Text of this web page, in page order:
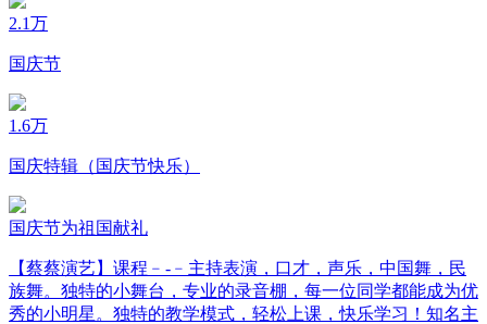
2.1万
国庆节
1.6万
国庆特辑（国庆节快乐）
国庆节为祖国献礼
【蔡蔡演艺】课程﹣-﹣主持表演，口才，声乐，中国舞，民
族舞。独特的小舞台，专业的录音棚，每一位同学都能成为优
秀的小明星。独特的教学模式，轻松上课，快乐学习！知名主